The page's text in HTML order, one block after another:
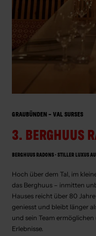
GRAUBÜNDEN – VAL SURSES
3. BERGHUUS
BERGHUUS RADONS - STILLER LUXUS
Hoch über dem Tal, im
das Berghuus – inmitten
Hauses reicht über 80
geniesst und bleibt länger
und sein Team
Erlebnisse.